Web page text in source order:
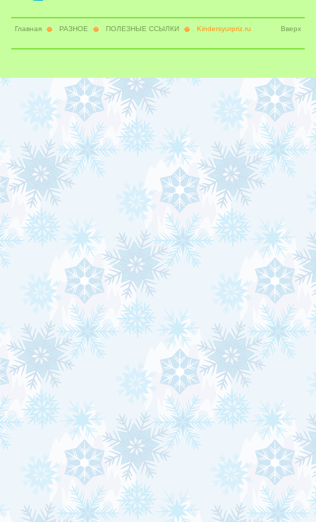
Главная РАЗНОЕ ПОЛЕЗНЫЕ ССЫЛКИ Kindersyurpriz.ru Вверх